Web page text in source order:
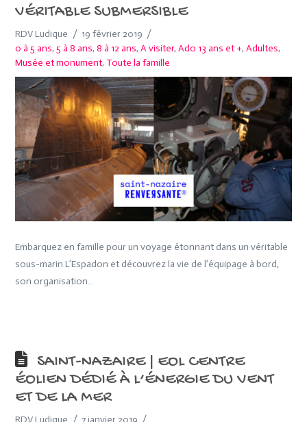
VÉRITABLE SUBMERSIBLE
RDV Ludique
19 février 2019
0 à 5 ans,5 à 8 ans,8 à 12 ans,A visiter,Ado 13 ans et +,Adultes,
Musée et monument, Toute la famille
Embarquez en famille pour un voyage étonnant dans un véritable
sous-marin L’Espadon et découvrez la vie de l’équipage à bord,
son organisation…
SAINT-NAZAIRE | EOL CENTRE
ÉOLIEN DÉDIÉ À L’ÉNERGIE DU VENT
ET DE LA MER